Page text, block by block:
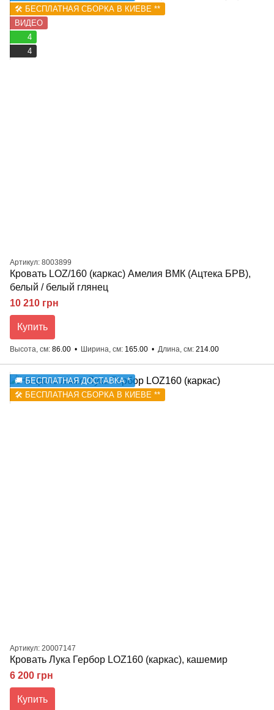
🛠️ БЕСПЛАТНАЯ СБОРКА В КИЕВЕ **
ВИДЕО
4
4
Артикул: 8003899
Кровать LOZ/160 (каркас) Амелия ВМК (Ацтека БРВ),
белый / белый глянец
10 210 грн
Купить
Высота, см 86.00 Ширина, см 165.00 Длина, см 214.00
🚚 БЕСПЛАТНАЯ ДОСТАВКА *
🛠️ БЕСПЛАТНАЯ СБОРКА В КИЕВЕ **
Артикул: 20007147
Кровать Лука Гербор LOZ160 (каркас), кашемир
6 200 грн
Купить